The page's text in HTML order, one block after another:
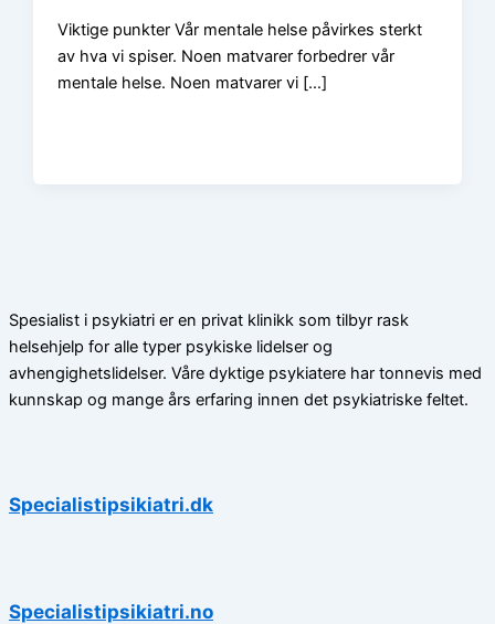
Viktige punkter Vår mentale helse påvirkes sterkt
av hva vi spiser. Noen matvarer forbedrer vår
mentale helse. Noen matvarer vi […]
Spesialist i psykiatri er en privat klinikk som tilbyr rask
helsehjelp for alle typer psykiske lidelser og
avhengighetslidelser. Våre dyktige psykiatere har tonnevis med
kunnskap og mange års erfaring innen det psykiatriske feltet.
Specialistipsikiatri.dk
Specialistipsikiatri.no